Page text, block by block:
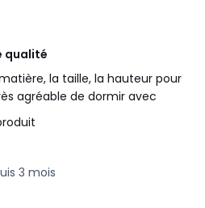
qualité
la taille, la hauteur pour
agréable de dormir avec
3 mois